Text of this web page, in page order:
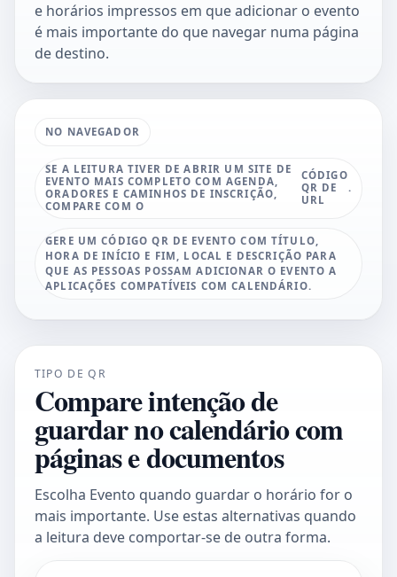
e horários impressos em que adicionar o evento
é mais importante do que navegar numa página
de destino.
NO NAVEGADOR
SE A LEITURA TIVER DE ABRIR UM SITE DE
EVENTO MAIS COMPLETO COM AGENDA,
ORADORES E CAMINHOS DE INSCRIÇÃO,
COMPARE COM O
CÓDIGO
QR DE
URL
.
GERE UM CÓDIGO QR DE EVENTO COM TÍTULO,
HORA DE INÍCIO E FIM, LOCAL E DESCRIÇÃO PARA
QUE AS PESSOAS POSSAM ADICIONAR O EVENTO A
APLICAÇÕES COMPATÍVEIS COM CALENDÁRIO.
TIPO DE QR
Compare intenção de
guardar no calendário com
páginas e documentos
Escolha Evento quando guardar o horário for o
mais importante. Use estas alternativas quando
a leitura deve comportar-se de outra forma.